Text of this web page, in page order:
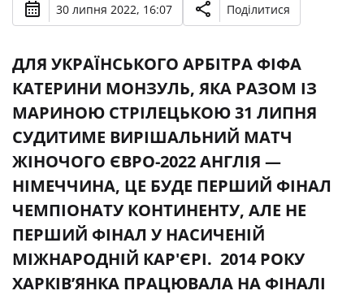
30 липня 2022, 16:07 Поділитися
ДЛЯ УКРАЇНСЬКОГО АРБІТРА ФІФА
КАТЕРИНИ МОНЗУЛЬ, ЯКА РАЗОМ ІЗ
МАРИНОЮ СТРІЛЕЦЬКОЮ 31 ЛИПНЯ
СУДИТИМЕ ВИРІШАЛЬНИЙ МАТЧ
ЖІНОЧОГО ЄВРО-2022 АНГЛІЯ —
НІМЕЧЧИНА, ЦЕ БУДЕ ПЕРШИЙ ФІНАЛ
ЧЕМПІОНАТУ КОНТИНЕНТУ, АЛЕ НЕ
ПЕРШИЙ ФІНАЛ У НАСИЧЕНІЙ
МІЖНАРОДНІЙ КАР'ЄРІ. 2014 РОКУ
ХАРКІВ’ЯНКА ПРАЦЮВАЛА НА ФІНАЛІ